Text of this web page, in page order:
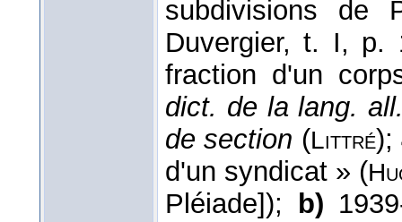
subdivisions de
Duvergier, t. I,
fraction d'un
dict. de la lang.
de section (Littré);
d'un syndicat » (
Pléiade]); b)